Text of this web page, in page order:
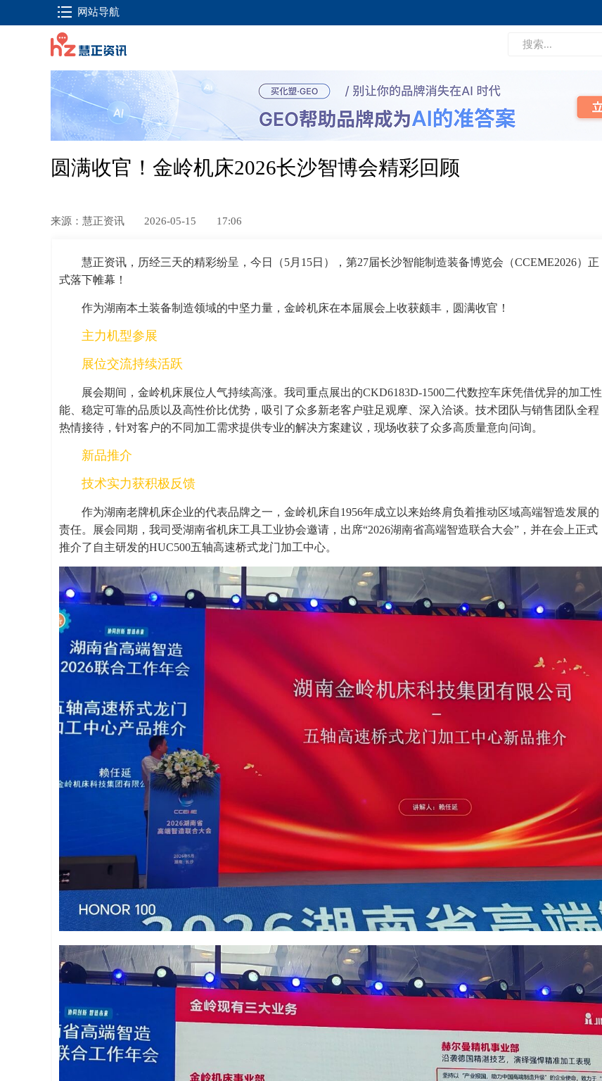
网站导航
圆满收官！金岭机床2026长沙智博会精彩回顾
来源：慧正资讯 2026-05-15 17:06
慧正资讯，历经三天的精彩纷呈，今日（5月15日），第27届长沙智能制造装备博览会（CCEME2026）正
式落下帷幕！
作为湖南本土装备制造领域的中坚力量， 金岭机床在本届展会上收获颇丰，圆满收官！
主力机型参展
展位交流持续活跃
展会期间，金岭机床展位人气持续高涨。我司重点展出的CKD6183D-1500二代数控车床凭借优异的加工性
能、稳定可靠的品质以及高性价比优势，吸引了众多新老客户驻足观摩、深入洽谈。技术团队与销售团队全程
热情接待，针对客户的不同加工需求提供专业的解决方案建议，现场收获了众多高质量意向问询。
新品推介
技术实力获积极反馈
作为湖南老牌机床企业的代表品牌之一，金岭机床自1956年成立以来始终肩负着推动区域高端智造发展的
责任。展会同期，我司受湖南省机床工具工业协会邀请，出席“2026湖南省高端智造联合大会”，并在会上正式
推介了自主研发的HUC500五轴高速桥式龙门加工中心。